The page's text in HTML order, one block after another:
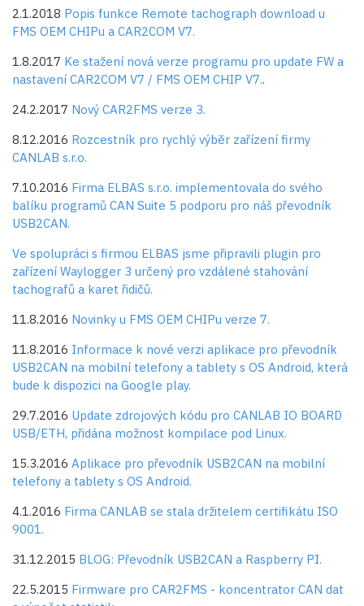
2.1.2018 Popis funkce Remote tachograph download u
FMS OEM CHIPu a CAR2COM V7.
1.8.2017 Ke stažení nová verze programu pro update FW a
nastavení CAR2COM V7 / FMS OEM CHIP V7..
24.2.2017 Nový CAR2FMS verze 3.
8.12.2016 Rozcestník pro rychlý výběr zařízení firmy
CANLAB s.r.o.
7.10.2016 Firma ELBAS s.r.o. implementovala do svého
balíku programů CAN Suite 5 podporu pro náš převodník
USB2CAN.
Ve spolupráci s firmou ELBAS jsme připravili plugin pro
zařízení Waylogger 3 určený pro vzdálené stahování
tachografů a karet řidičů.
11.8.2016 Novinky u FMS OEM CHIPu verze 7.
11.8.2016 Informace k nové verzi aplikace pro převodník
USB2CAN na mobilní telefony a tablety s OS Android, která
bude k dispozici na Google play.
29.7.2016 Update zdrojových kódu pro CANLAB IO BOARD
USB/ETH, přidána možnost kompilace pod Linux.
15.3.2016 Aplikace pro převodník USB2CAN na mobilní
telefony a tablety s OS Android.
4.1.2016 Firma CANLAB se stala držitelem certifikátu ISO
9001.
31.12.2015 BLOG: Převodník USB2CAN a Raspberry PI.
22.5.2015 Firmware pro CAR2FMS - koncentrator CAN dat